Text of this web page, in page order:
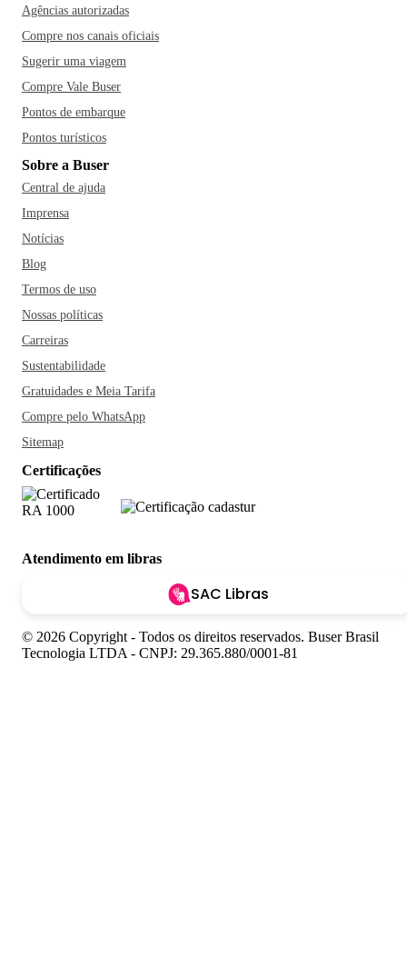
Agências autorizadas
Compre nos canais oficiais
Sugerir uma viagem
Compre Vale Buser
Pontos de embarque
Pontos turísticos
Sobre a Buser
Central de ajuda
Imprensa
Notícias
Blog
Termos de uso
Nossas políticas
Carreiras
Sustentabilidade
Gratuidades e Meia Tarifa
Compre pelo WhatsApp
Sitemap
Certificações
Atendimento em libras
SAC Libras
© 2026 Copyright - Todos os direitos reservados. Buser Brasil
Tecnologia LTDA - CNPJ: 29.365.880/0001-81